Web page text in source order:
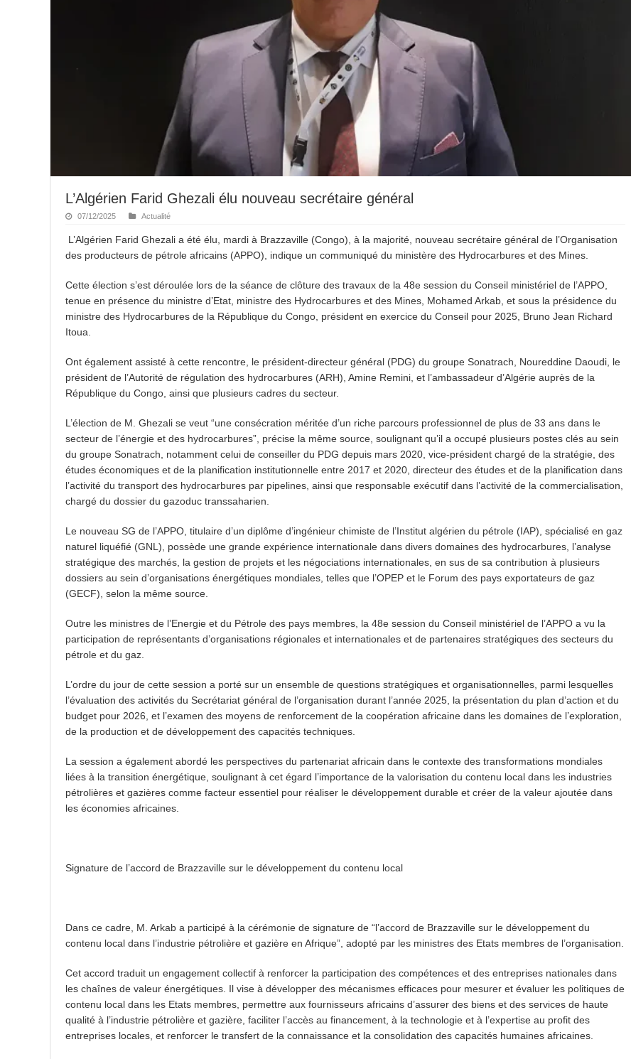
L’Algérien Farid Ghezali élu nouveau secrétaire général
07/12/2025 Actualité
L’Algérien Farid Ghezali a été élu, mardi à Brazzaville (Congo), à la majorité, nouveau secrétaire général de l’Organisation
des producteurs de pétrole africains (APPO), indique un communiqué du ministère des Hydrocarbures et des Mines.
Cette élection s’est déroulée lors de la séance de clôture des travaux de la 48e session du Conseil ministériel de l’APPO,
tenue en présence du ministre d’Etat, ministre des Hydrocarbures et des Mines, Mohamed Arkab, et sous la présidence du
ministre des Hydrocarbures de la République du Congo, président en exercice du Conseil pour 2025, Bruno Jean Richard
Itoua.
Ont également assisté à cette rencontre, le président-directeur général (PDG) du groupe Sonatrach, Noureddine Daoudi, le
président de l’Autorité de régulation des hydrocarbures (ARH), Amine Remini, et l’ambassadeur d’Algérie auprès de la
République du Congo, ainsi que plusieurs cadres du secteur.
L’élection de M. Ghezali se veut “une consécration méritée d’un riche parcours professionnel de plus de 33 ans dans le
secteur de l’énergie et des hydrocarbures”, précise la même source, soulignant qu’il a occupé plusieurs postes clés au sein
du groupe Sonatrach, notamment celui de conseiller du PDG depuis mars 2020, vice-président chargé de la stratégie, des
études économiques et de la planification institutionnelle entre 2017 et 2020, directeur des études et de la planification dans
l’activité du transport des hydrocarbures par pipelines, ainsi que responsable exécutif dans l’activité de la commercialisation,
chargé du dossier du gazoduc transsaharien.
Le nouveau SG de l’APPO, titulaire d’un diplôme d’ingénieur chimiste de l’Institut algérien du pétrole (IAP), spécialisé en gaz
naturel liquéfié (GNL), possède une grande expérience internationale dans divers domaines des hydrocarbures, l’analyse
stratégique des marchés, la gestion de projets et les négociations internationales, en sus de sa contribution à plusieurs
dossiers au sein d’organisations énergétiques mondiales, telles que l’OPEP et le Forum des pays exportateurs de gaz
(GECF), selon la même source.
Outre les ministres de l’Energie et du Pétrole des pays membres, la 48e session du Conseil ministériel de l’APPO a vu la
participation de représentants d’organisations régionales et internationales et de partenaires stratégiques des secteurs du
pétrole et du gaz.
L’ordre du jour de cette session a porté sur un ensemble de questions stratégiques et organisationnelles, parmi lesquelles
l’évaluation des activités du Secrétariat général de l’organisation durant l’année 2025, la présentation du plan d’action et du
budget pour 2026, et l’examen des moyens de renforcement de la coopération africaine dans les domaines de l’exploration,
de la production et de développement des capacités techniques.
La session a également abordé les perspectives du partenariat africain dans le contexte des transformations mondiales
liées à la transition énergétique, soulignant à cet égard l’importance de la valorisation du contenu local dans les industries
pétrolières et gazières comme facteur essentiel pour réaliser le développement durable et créer de la valeur ajoutée dans
les économies africaines.
Signature de l’accord de Brazzaville sur le développement du contenu local
Dans ce cadre, M. Arkab a participé à la cérémonie de signature de “l’accord de Brazzaville sur le développement du
contenu local dans l’industrie pétrolière et gazière en Afrique”, adopté par les ministres des Etats membres de l’organisation.
Cet accord traduit un engagement collectif à renforcer la participation des compétences et des entreprises nationales dans
les chaînes de valeur énergétiques. Il vise à développer des mécanismes efficaces pour mesurer et évaluer les politiques de
contenu local dans les Etats membres, permettre aux fournisseurs africains d’assurer des biens et des services de haute
qualité à l’industrie pétrolière et gazière, faciliter l’accès au financement, à la technologie et à l’expertise au profit des
entreprises locales, et renforcer le transfert de la connaissance et la consolidation des capacités humaines africaines.